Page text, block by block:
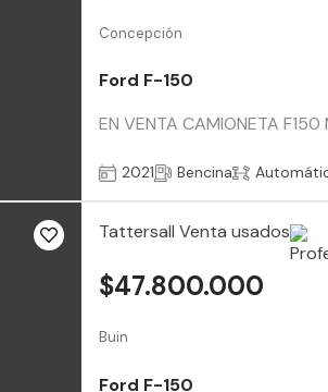
Concepción
Ford F-150
EN VENTA CAMIONETA
2021 Bencina
Tattersall Venta usados
Buin
Ford F-150
$47.800.000